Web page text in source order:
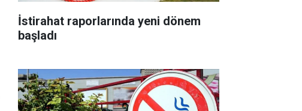
İstirahat raporlarında yeni dönem
başladı